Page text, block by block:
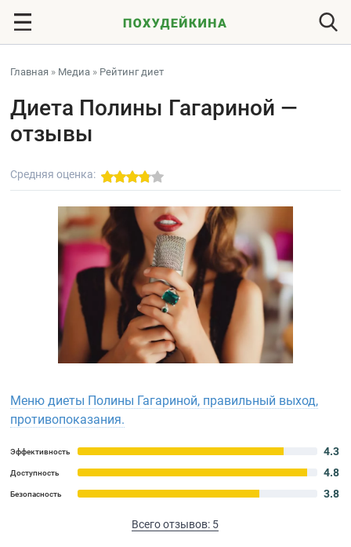
Главная » Медиа » Рейтинг диет
Диета Полины Гагариной —
отзывы
Средняя оценка:
Меню диеты Полины Гагариной, правильный выход,
противопоказания.
Эффективность 4.3
Доступность 4.8
Безопасность 3.8
Всего отзывов: 5